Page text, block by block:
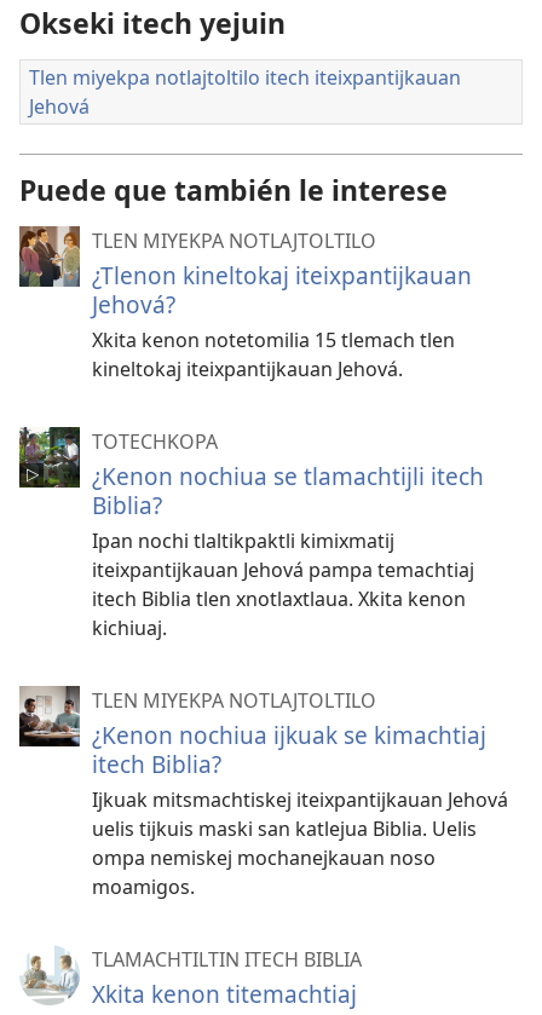
Okseki itech yejuin
Tlen miyekpa notlajtoltilo itech iteixpantijkauan
Jehová
Puede que también le interese
TLEN MIYEKPA NOTLAJTOLTILO
¿Tlenon kineltokaj iteixpantijkauan
Jehová?
Xkita kenon notetomilia 15 tlemach tlen
kineltokaj iteixpantijkauan Jehová.
TOTECHKOPA
¿Kenon nochiua se tlamachtijli itech
Biblia?
Ipan nochi tlaltikpaktli kimixmatij
iteixpantijkauan Jehová pampa temachtiaj
itech Biblia tlen xnotlaxtlaua. Xkita kenon
kichiuaj.
TLEN MIYEKPA NOTLAJTOLTILO
¿Kenon nochiua ijkuak se kimachtiaj
itech Biblia?
Ijkuak mitsmachtiskej iteixpantijkauan Jehová
uelis tijkuis maski san katlejua Biblia. Uelis
ompa nemiskej mochanejkauan noso
moamigos.
TLAMACHTILTIN ITECH BIBLIA
Xkita kenon titemachtiaj